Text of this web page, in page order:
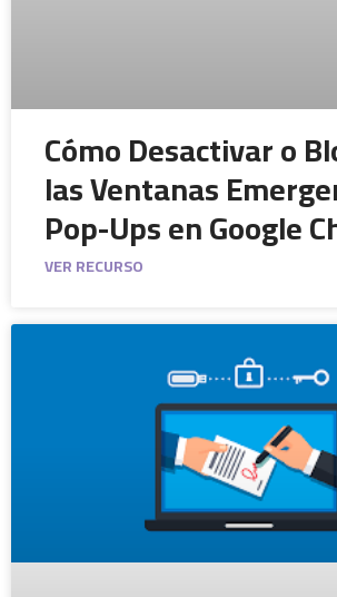
Cómo Desactivar o
las Ventanas
Pop-Ups en Google
VER RECURSO